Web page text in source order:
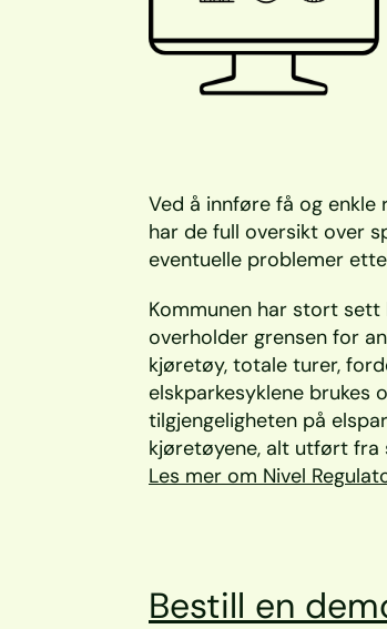
Ved å innføre få og enkle
har de full oversikt over
eventuelle problemer
Kommunen har stort
overholder grensen for
kjøretøy, totale turer,
elskparkesyklene brukes
tilgjengeligheten på
kjøretøyene, alt utført fra
Les mer om Nivel
Bestill en